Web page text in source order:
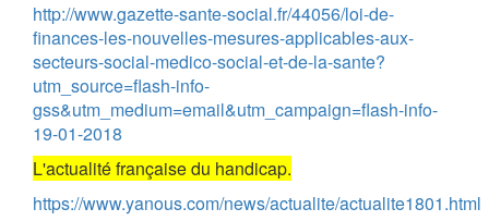
http://www.gazette-sante-social.fr/44056/loi-de-
finances-les-nouvelles-mesures-applicables-aux-
secteurs-social-medico-social-et-de-la-sante?
utm_source=flash-info-
gss&utm_medium=email&utm_campaign=flash-info-
19-01-2018
L'actualité française du handicap.
https://www.yanous.com/news/actualite/actualite1801.html